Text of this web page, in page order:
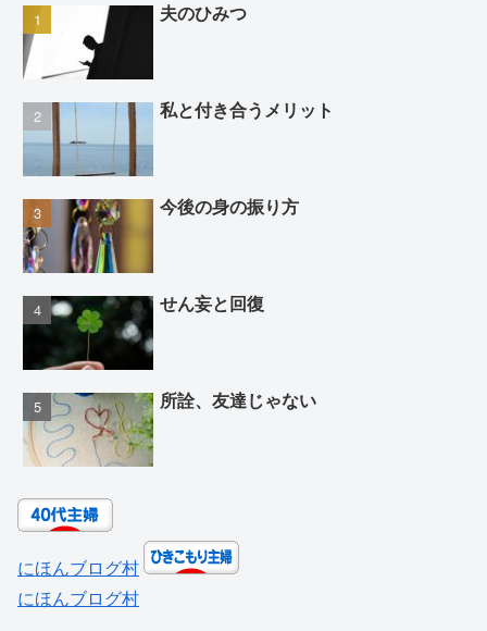
夫のひみつ
私と付き合うメリット
今後の身の振り方
せん妄と回復
所詮、友達じゃない
にほんブログ村
にほんブログ村